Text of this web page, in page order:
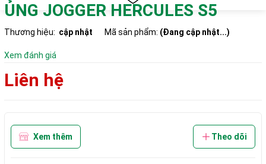
ỦNG JOGGER HERCULES S5
Thương hiệu: cập nhật Mã sản phẩm: (Đang cập nhật...)
Xem đánh giá
Liên hệ
Xem thêm Theo dõi